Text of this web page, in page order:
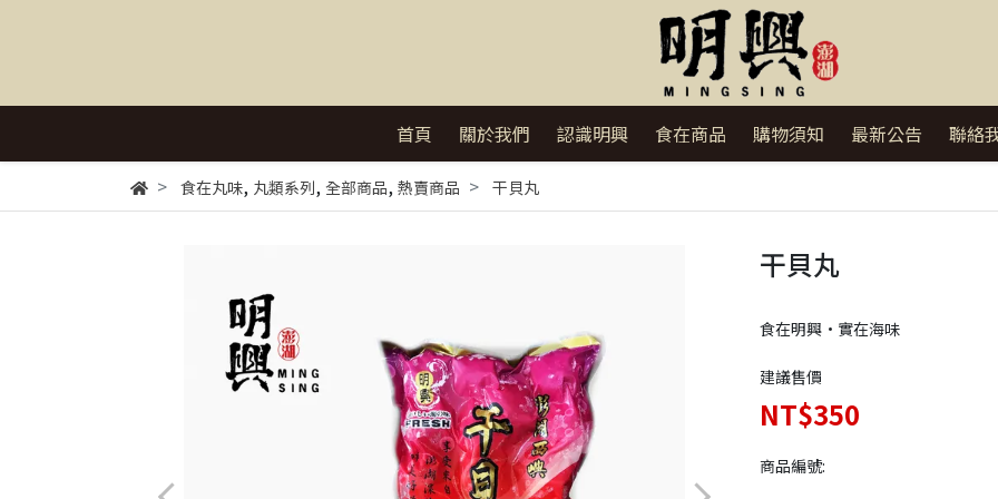
首頁 關於我們 認識明興 食在商品 購物須知 最新公告 聯絡
食在丸味, 丸類系列, 全部商品, 熱賣商品 干貝丸
干貝丸
食在明興•實在海味
建議售價
NT$350
商品編號: